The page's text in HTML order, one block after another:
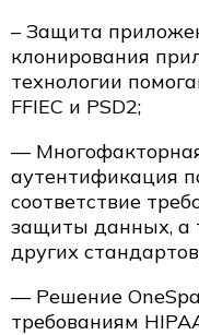
– Защита
клонирования
технологии
FFIEC и PSD2;
—
аутентификация
соответствие
защиты данных, а
других
— Решение
требованиям